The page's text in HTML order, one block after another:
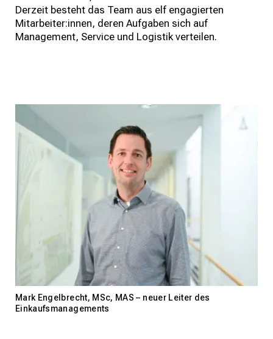
Derzeit besteht das Team aus elf engagierten
Mitarbeiter:innen, deren Aufgaben sich auf
Management, Service und Logistik verteilen.
Mark Engelbrecht, MSc, MAS – neuer Leiter des
Einkaufsmanagements